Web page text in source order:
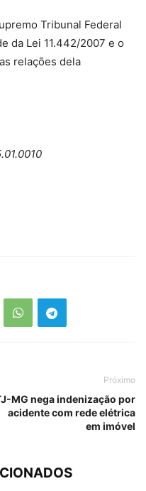
Tribunal Federal
da Lei 11.442/2007 e o
relações dela
Próximo
MG nega indenização por
acidente com rede elétrica
em imóvel